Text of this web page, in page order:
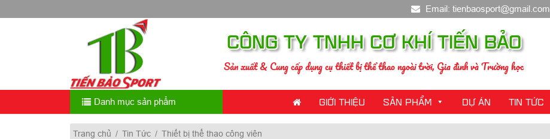
to
Email: tienbaosport@gmail.com
CÔNG TY TNHH CƠ KHÍ TIẾN BẢO
Sản xuất & Cung cấp dụng cụ thiết bị thể thao ngoài trời, Gia đình và Trường học
Danh mục sản phẩm GIỚI THIỆU SẢN PHẨM DỰ ÁN TIN TỨC
Trang chủ / Tin Tức / Thiết bị thể thao công viên